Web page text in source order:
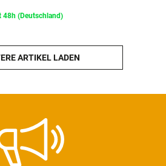
48h (Deutschland)
ARTIKEL LADEN